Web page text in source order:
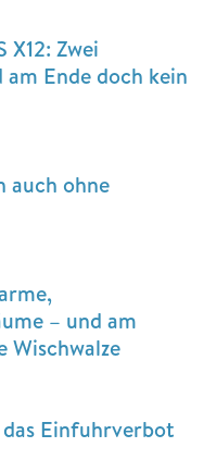
X12: Zwei
am Ende doch kein
auch ohne
– und am
Wischwalze
Einfuhrverbot